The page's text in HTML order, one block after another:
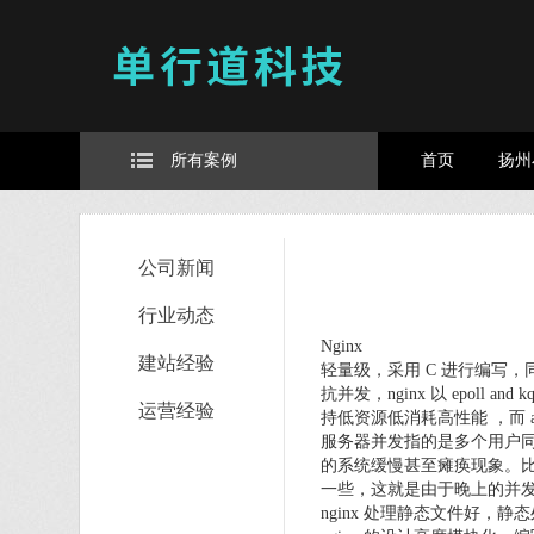
所有案例 首页 扬
公司新闻
行业动态
建站经验
运营经验
Nginx
轻量级，采用 C 进行编写，
抗并发，nginx 以 epoll and
持低资源低消耗高性能 ，而
服务器并发指的是多个用户
的系统缓慢甚至瘫痪现象。
一些，这就是由于晚上的并
nginx 处理静态文件好，静